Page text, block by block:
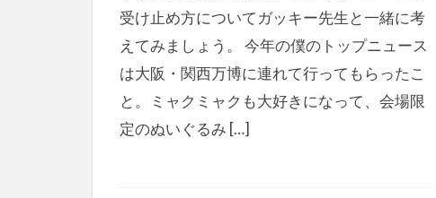
受け止め方についてガッキー先生と一緒に考
えてみましょう。 今年の僕のトップニュース
は大阪・関西万博に連れて行ってもらったこ
と。ミャクミャクも大好きになって、会場限
定のぬいぐるみ […]